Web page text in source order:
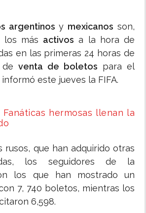
argentinos y mexicanos son,
los más activos a la hora de
en las primeras 24 horas de
venta de boletos para el
este jueves la FIFA.
Fanáticas hermosas llenan la
rusos, que han adquirido otras
los seguidores de la
los que han mostrado un
7, 740 boletos, mientras los
6,598.